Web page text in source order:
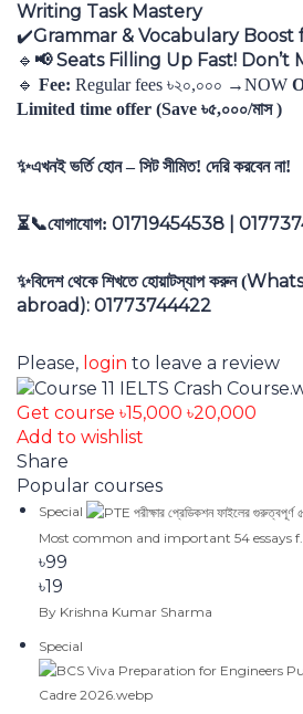
Writing Task Mastery
✔️Grammar & Vocabulary Boost
🔹 📢Seats Filling Up Fast! Don’t
🔹 Fee: Regular fees ৳২০,০০০ →NOW
Limited time offer (Save ৳৫,০০০/মাস)
✨এখনই ভর্তি হোন – সিট সীমিত! দেরি করবেন না!
⏳📞যোগাযোগ: 01719454538 |
✨বিদেশ থেকে শিখতে হোয়াটস্যাপ করুন (
abroad): 01773744422
Please, login to leave a review
Get course ৳15,000 ৳20,000
Add to wishlist
Share
Popular courses
Special
Most common and important 54 essays f...
৳99
৳19
By Krishna Kumar Sharma
Special